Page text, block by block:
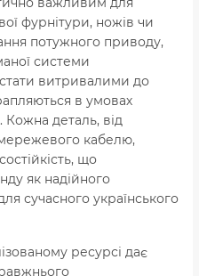
фурнітури, ножів чи
потужного приводу,
системи
витривалими до
в умовах
Кожна деталь, від
кабелю,
що
як надійного
сучасного українського
ресурсі дає